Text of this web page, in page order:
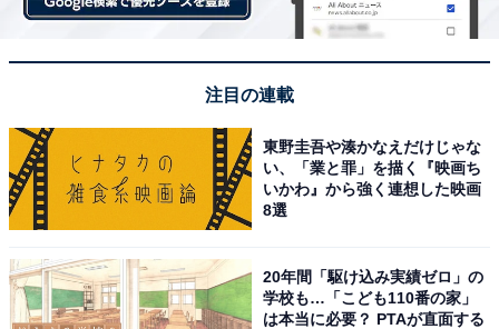
音楽が彩る癒しの宿
注目の連載
東野圭吾や湊かなえだけじゃな
い、「業と罪」を描く『映画ち
いかわ』から強く連想した映画
8選
20年間「駆け込み実績ゼロ」の
学校も…「こども110番の家」
は本当に必要？ PTAが直面する